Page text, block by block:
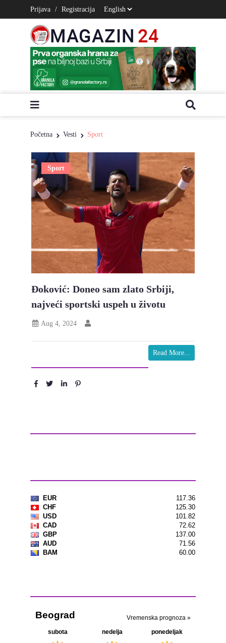
Prijava / Registracija
Početna Vesti Sport
Sport
Đoković: Doneo sam zlato Srbiji,
najveći sportski uspeh u životu
Aug 4, 2024
Read More...